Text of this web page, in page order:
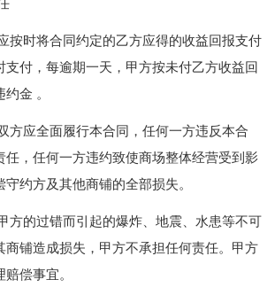
时将合同约定的乙方应得的收益回报支付
支付，每逾期一天，甲方按未付乙方收益回
金 。
应全面履行本合同，任何一方违反本合
任，任何一方违约致使商场整体经营受到影
约方及其他商铺的全部损失。
的过错而引起的爆炸、地震、水患等不可
商铺造成损失，甲方不承担任何责任。甲方
偿事宜。